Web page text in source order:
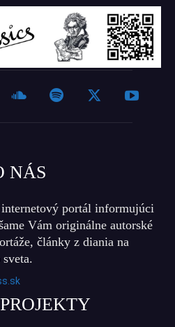
NÁS
portál informujúci
Vám originálne autorské
články z diania na